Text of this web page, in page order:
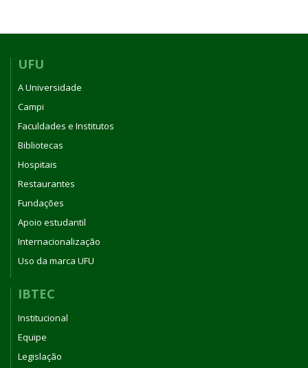
UFU
A Universidade
Campi
Faculdades e Institutos
Bibliotecas
Hospitais
Restaurantes
Fundações
Apoio estudantil
Internacionalização
Uso da marca UFU
IBTEC
Institucional
Equipe
Legislação